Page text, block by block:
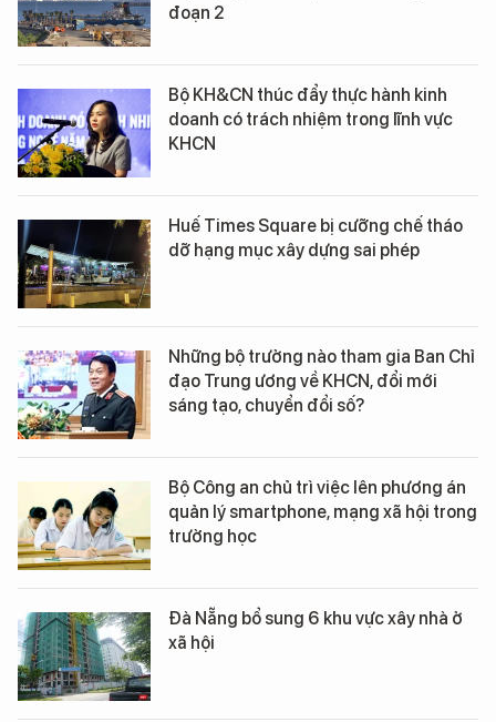
đoạn 2
Bộ KH&CN thúc đẩy thực hành kinh
doanh có trách nhiệm trong lĩnh vực
KHCN
Huế Times Square bị cưỡng chế tháo
dỡ hạng mục xây dựng sai phép
Những bộ trưởng nào tham gia Ban Chỉ
đạo Trung ương về KHCN, đổi mới
sáng tạo, chuyển đổi số?
Bộ Công an chủ trì việc lên phương án
quản lý smartphone, mạng xã hội trong
trường học
Đà Nẵng bổ sung 6 khu vực xây nhà ở
xã hội